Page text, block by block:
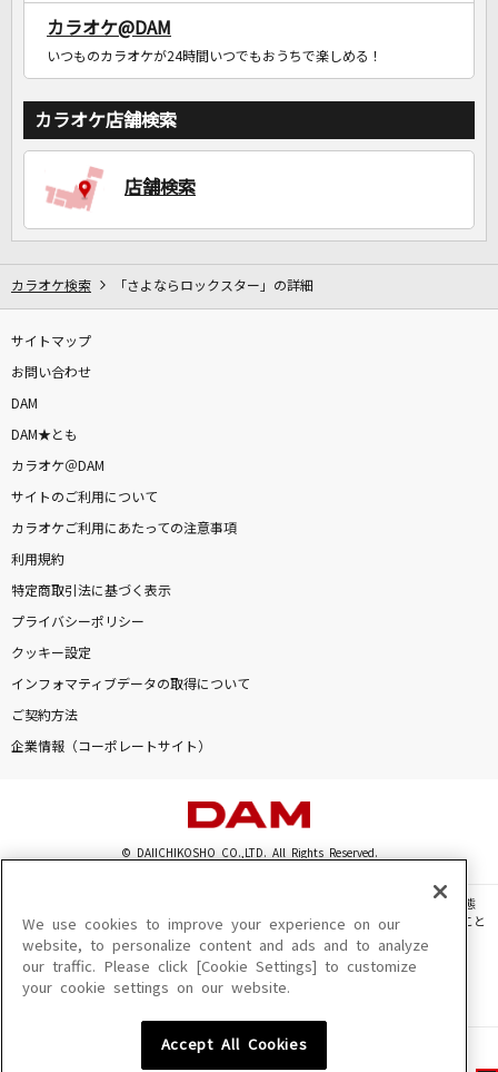
カラオケ@DAM
いつものカラオケが24時間いつでもおうちで楽しめる！
カラオケ店舗検索
店舗検索
カラオケ検索 「さよならロックスター」の詳細
サイトマップ
お問い合わせ
DAM
DAM★とも
カラオケ＠DAM
サイトのご利用について
カラオケご利用にあたっての注意事項
利用規約
特定商取引法に基づく表示
プライバシーポリシー
クッキー設定
インフォマティブデータの取得について
ご契約方法
企業情報（コーポレートサイト）
© DAIICHIKOSHO CO.,LTD. All Rights Reserved.
このサイトに掲載されている一切の文章・画像・写真・動画・音声等を、手段や形態
を問わず、著作権法の定める範囲を超えて無断で複製、転載、ファイル化などすること
を禁じます。
楽曲及びコンテンツは、機種によりご利用いただけない場合があります。
楽曲及びコンテンツの配信日、配信内容が変更になる場合があります。
We use cookies to improve your experience on our
website, to personalize content and ads and to analyze
our traffic. Please click [Cookie Settings] to customize
your cookie settings on our website.
Accept All Cookies